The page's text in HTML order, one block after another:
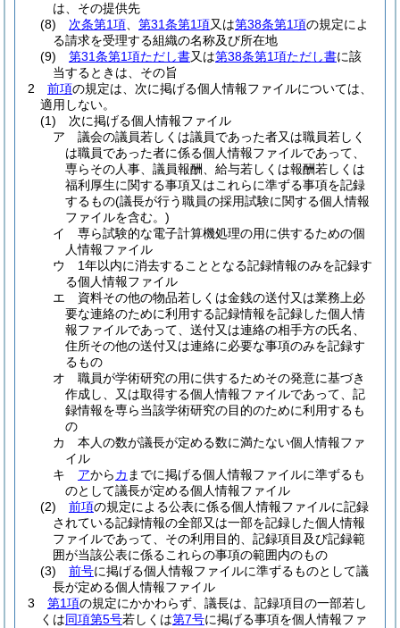
は、その提供先
(8)
次条第1項 第31条第1項又は第38条第1項の規定によ
る請求を受理する組織の名称及び所在地
(9)
第31条第1項ただし書又は第38条第1項ただし書に該
当するときは、その旨
2
前項の規定は、次に掲げる個人情報ファイルについては、
適用しない。
(1)
次に掲げる個人情報ファイル
ア
議会の議員若しくは議員であった者又は職員若しく
は職員であった者に係る個人情報ファイルであって、
専らその人事、議員報酬、給与若しくは報酬若しくは
福利厚生に関する事項又はこれらに準ずる事項を記録
するもの(議長が行う職員の採用試験に関する個人情報
ファイルを含む。)
イ
専ら試験的な電子計算機処理の用に供するための個
人情報ファイル
ウ
1年以内に消去することとなる記録情報のみを記録す
る個人情報ファイル
エ
資料その他の物品若しくは金銭の送付又は業務上必
要な連絡のために利用する記録情報を記録した個人情
報ファイルであって、送付又は連絡の相手方の氏名、
住所その他の送付又は連絡に必要な事項のみを記録す
るもの
オ
職員が学術研究の用に供するためその発意に基づき
作成し、又は取得する個人情報ファイルであって、記
録情報を専ら当該学術研究の目的のために利用するも
の
カ
本人の数が議長が定める数に満たない個人情報ファ
イル
キ
アからカ までに掲げる個人情報ファイルに準ずるも
のとして議長が定める個人情報ファイル
(2)
前項の規定による公表に係る個人情報ファイルに記録
されている記録情報の全部又は一部を記録した個人情報
ファイルであって、その利用目的、記録項目及び記録範
囲が当該公表に係るこれらの事項の範囲内のもの
(3)
前号に掲げる個人情報ファイルに準ずるものとして議
長が定める個人情報ファイル
3
第1項の規定にかかわらず、議長は、記録項目の一部若し
くは同項第5号若しくは第7号に掲げる事項を個人情報ファ